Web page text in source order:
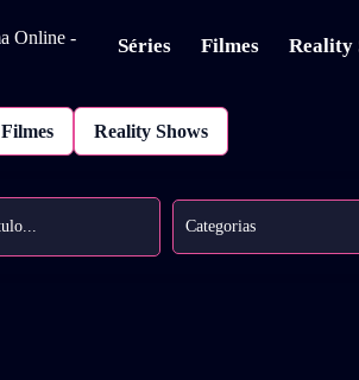
Séries Filmes Reality
Filmes Reality Shows
Categorias